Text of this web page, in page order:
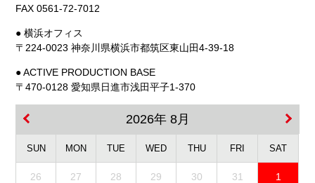
FAX 0561-72-7012
● 横浜オフィス
〒224-0023 神奈川県横浜市都筑区東山田4-39-18
● ACTIVE PRODUCTION BASE
〒470-0128 愛知県日進市浅田平子1-370
2026年 8月
SUN MON TUE WED THU FRI SAT
26 27 28 29 30 31 1